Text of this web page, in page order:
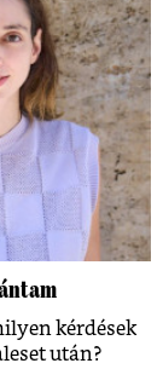
kérdések
után?